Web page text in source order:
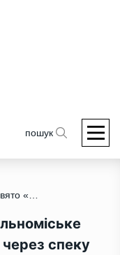
пошук
/ У Рівному скасували загальноміське свято «Випускник-2026» через спеку
спеку